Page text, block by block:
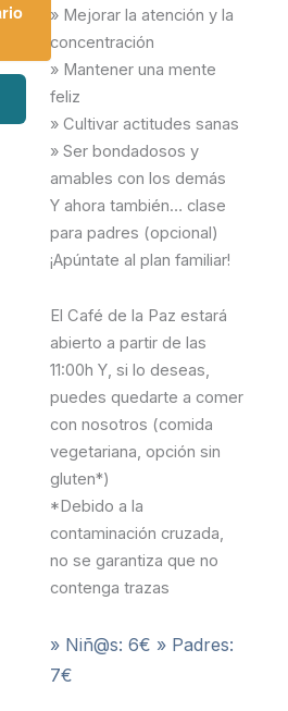
» Mejorar la atención y la
concentración
» Mantener una mente
feliz
» Cultivar actitudes sanas
» Ser bondadosos y
amables con los demás
Y ahora también… clase
para padres (opcional)
¡Apúntate al plan familiar!
El Café de la Paz estará
abierto a partir de las
11:00h Y, si lo deseas,
puedes quedarte a comer
con nosotros (comida
vegetariana, opción sin
gluten*)
*Debido a la
contaminación cruzada,
no se garantiza que no
contenga trazas
» Niñ@s: 6€ » Padres:
7€